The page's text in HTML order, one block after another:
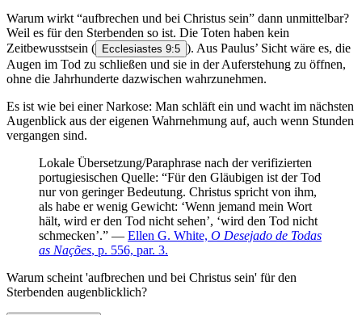
Warum wirkt “aufbrechen und bei Christus sein” dann unmittelbar?
Weil es für den Sterbenden so ist. Die Toten haben kein
Zeitbewusstsein ( Ecclesiastes 9:5 ). Aus Paulus’ Sicht wäre es, die
Augen im Tod zu schließen und sie in der Auferstehung zu öffnen,
ohne die Jahrhunderte dazwischen wahrzunehmen.
Es ist wie bei einer Narkose: Man schläft ein und wacht im nächsten
Augenblick aus der eigenen Wahrnehmung auf, auch wenn Stunden
vergangen sind.
Lokale Übersetzung/Paraphrase nach der verifizierten
portugiesischen Quelle: “Für den Gläubigen ist der Tod
nur von geringer Bedeutung. Christus spricht von ihm,
als habe er wenig Gewicht: ‘Wenn jemand mein Wort
hält, wird er den Tod nicht sehen’, ‘wird den Tod nicht
schmecken’.” — Ellen G. White, O Desejado de Todas
as Nações, p. 556, par. 3.
Warum scheint 'aufbrechen und bei Christus sein' für den
Sterbenden augenblicklich?